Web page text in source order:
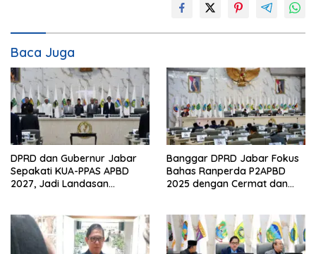
Baca Juga
DPRD dan Gubernur Jabar
Sepakati KUA-PPAS APBD
2027, Jadi Landasan
Banggar DPRD Jabar Fokus
Bahas Ranperda P2APBD
2025 dengan Cermat dan